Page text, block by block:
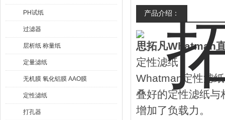
PH试纸
过滤器
层析纸 称量纸
定量滤纸
无机膜 氧化铝膜 AAO膜
定性滤纸
打孔器
产品介绍：
思拓凡Whatman
定性滤纸
Whatman定性滤
叠好的定性滤纸与
增加了负载力。